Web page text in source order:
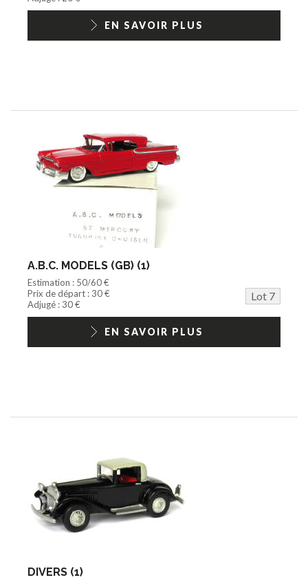
EN SAVOIR PLUS
A.B.C. MODELS (GB) (1)
Estimation : 50/60 €
Prix de départ : 30 €
Lot 7
Adjugé : 30 €
EN SAVOIR PLUS
DIVERS (1)